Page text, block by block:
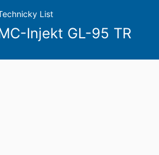
List
Injekt GL-95 TR